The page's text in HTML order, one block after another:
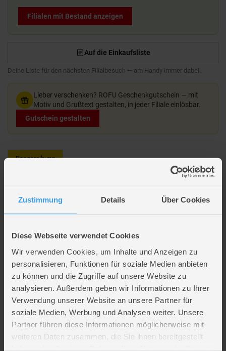
Zustimmung Details Über Cookies
Diese Webseite verwendet Cookies
Wir verwenden Cookies, um Inhalte und Anzeigen zu
personalisieren, Funktionen für soziale Medien anbieten
zu können und die Zugriffe auf unsere Website zu
analysieren. Außerdem geben wir Informationen zu Ihrer
Verwendung unserer Website an unsere Partner für
soziale Medien, Werbung und Analysen weiter. Unsere
Partner führen diese Informationen möglicherweise mit
weiteren Daten zusammen, die Sie ihnen bereitgestellt
Filialen mit Bestand anzeigen
Auf die Einkaufsliste
Deine Liste für den nächsten Filialbesuch — am Handy immer dabei.
Lieber verschenken? ROFU Geschenkgutschein — mit
Motiv und Grußtext gestalten, in jeder Filiale einlösbar.
Gutschein gestalten
Beschreibung
1 x Helm Gr. 50-56
Lieferumfang
Artikelmerkmale
Altersempfehlung
ab 3 bis 6 Jahren
Verpackungsmaße
Länge ca. 43,8 cm